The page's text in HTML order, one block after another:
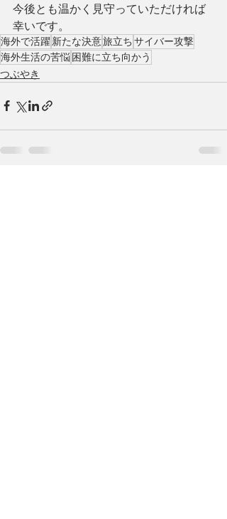
今後とも温かく見守っていただければ
幸いです。
海外で活躍 新たな決意旅立ちサイバー攻撃
海外生活の苦悩 困難に立ち向かう
つぶやき